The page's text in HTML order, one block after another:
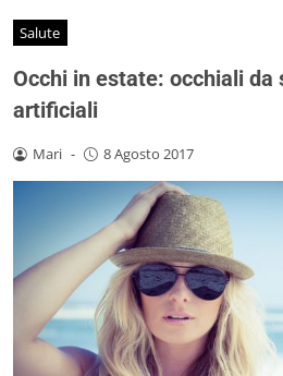
Salute
Occhi in estate: occhiali da
artificiali
Mari - 8 Agosto 2017